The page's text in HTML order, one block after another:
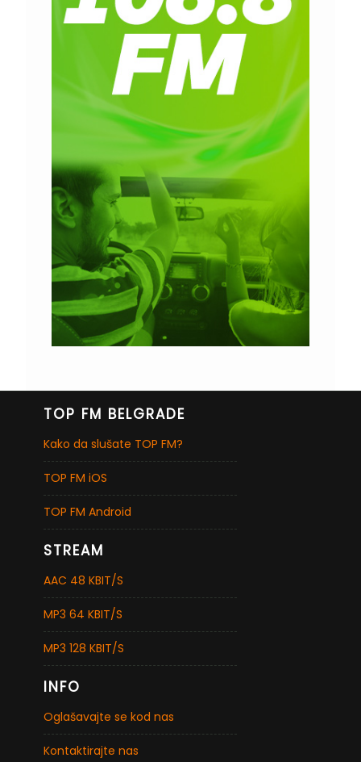
TOP FM BELGRADE
Kako da slušate TOP FM?
TOP FM iOS
TOP FM Android
STREAM
AAC 48 KBIT/S
MP3 64 KBIT/S
MP3 128 KBIT/S
INFO
Oglašavajte se kod nas
Kontaktirajte nas